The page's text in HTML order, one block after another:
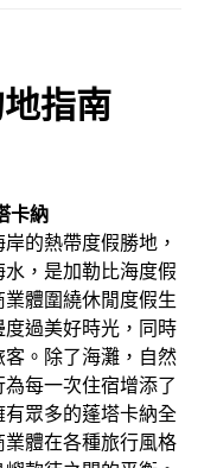
指南
卡納
的熱帶度假勝地，
，是加勒比海度假
體圍繞休閒度假生
過美好時光，同時
。除了海灘，自然
每一次住宿增添了
眾多的蓬塔卡納全
體在各種旅行風格